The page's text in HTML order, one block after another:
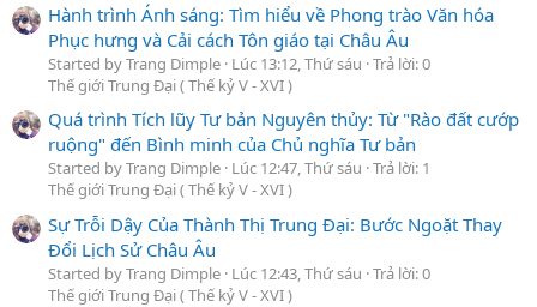
Hành trình Ánh sáng: Tìm hiểu về Phong trào Văn hóa
Phục hưng và Cải cách Tôn giáo tại Châu Âu
Started by Trang Dimple Lúc 13:12, Thứ sáu Trả lời: 0
Thế giới Trung Đại ( Thế kỷ V - XVI )
Quá trình Tích lũy Tư bản Nguyên thủy: Từ "Rào đất cướp
ruộng" đến Bình minh của Chủ nghĩa Tư bản
Started by Trang Dimple Lúc 12:47, Thứ sáu Trả lời: 1
Thế giới Trung Đại ( Thế kỷ V - XVI )
Sự Trỗi Dậy Của Thành Thị Trung Đại: Bước Ngoặt Thay
Đổi Lịch Sử Châu Âu
Started by Trang Dimple Lúc 12:43, Thứ sáu Trả lời: 0
Thế giới Trung Đại ( Thế kỷ V - XVI )